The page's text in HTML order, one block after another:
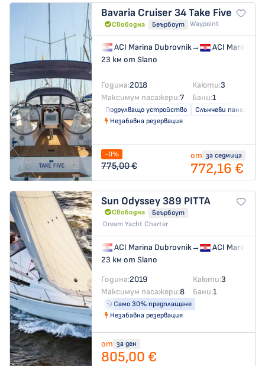
Bavaria Cruiser 34Take Five
Свободна Беърбоут Waypoint
ACI Marina Dubrovnik→
ACI Marina
23 км от Slano
Година:2018 Каюти:3
Максимум пасажери:7 Бани:1
Подрулващо устройство
Слънчеви панели
Незабавна резервация
-0%
775,00 €
от за седмица
772,16 €
Sun Odyssey 389 PITTA
Свободна
Беърбоут
Dream Yacht Charter
ACI Marina Dubrovnik→
ACI Marina
23 км от Slano
Година:2019 Каюти:3
Максимум пасажери:8 Бани:1
Само 30% предплащане
Незабавна резервация
от за ден
805,00 €